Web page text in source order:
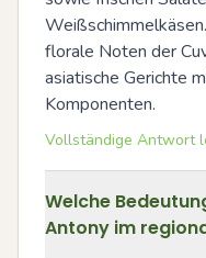
florale Noten der
asiatische Gerichte
Komponenten.
Vollständige Antwort
Welche
Antony im